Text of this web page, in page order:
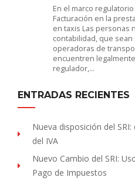
En el marco
Facturación en la
en taxis Las personas
contabilidad, que
operadoras de
encuentren
regulador,…
ENTRADAS RECIENTES
Nueva disposición del
del IVA
Nuevo Cambio del SRI:
Pago de Impuestos